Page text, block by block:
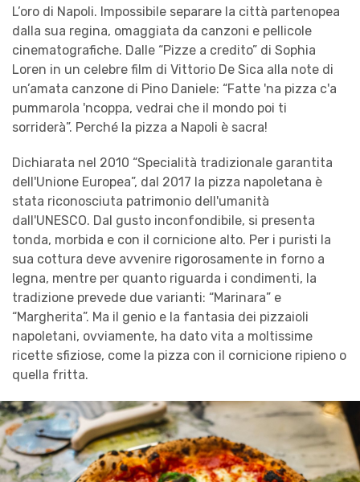
L’oro di Napoli. Impossibile separare la città partenopea
dalla sua regina, omaggiata da canzoni e pellicole
cinematografiche. Dalle “Pizze a credito” di Sophia
Loren in un celebre film di Vittorio De Sica alla note di
un’amata canzone di Pino Daniele: “Fatte 'na pizza c'a
pummarola 'ncoppa, vedrai che il mondo poi ti
sorriderà”. Perché la pizza a Napoli è sacra!
Dichiarata nel 2010 “Specialità tradizionale garantita
dell'Unione Europea”, dal 2017 la pizza napoletana è
stata riconosciuta patrimonio dell'umanità
dall'UNESCO. Dal gusto inconfondibile, si presenta
tonda, morbida e con il cornicione alto. Per i puristi la
sua cottura deve avvenire rigorosamente in forno a
legna, mentre per quanto riguarda i condimenti, la
tradizione prevede due varianti: “Marinara” e
“Margherita”. Ma il genio e la fantasia dei pizzaioli
napoletani, ovviamente, ha dato vita a moltissime
ricette sfiziose, come la pizza con il cornicione ripieno o
quella fritta.